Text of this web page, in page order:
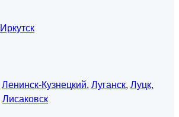
Иркутск
Ленинск-Кузнецкий, Луганск, Луцк,
Лисаковск